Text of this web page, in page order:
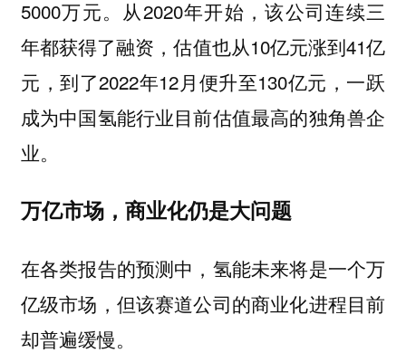
5000万元。从2020年开始，该公司连续三
年都获得了融资，估值也从10亿元涨到41亿
元，到了2022年12月便升至130亿元，一跃
成为中国氢能行业目前估值最高的独角兽企
业。
万亿市场，商业化仍是大问题
在各类报告的预测中，氢能未来将是一个万
亿级市场，但该赛道公司的商业化进程目前
却普遍缓慢。